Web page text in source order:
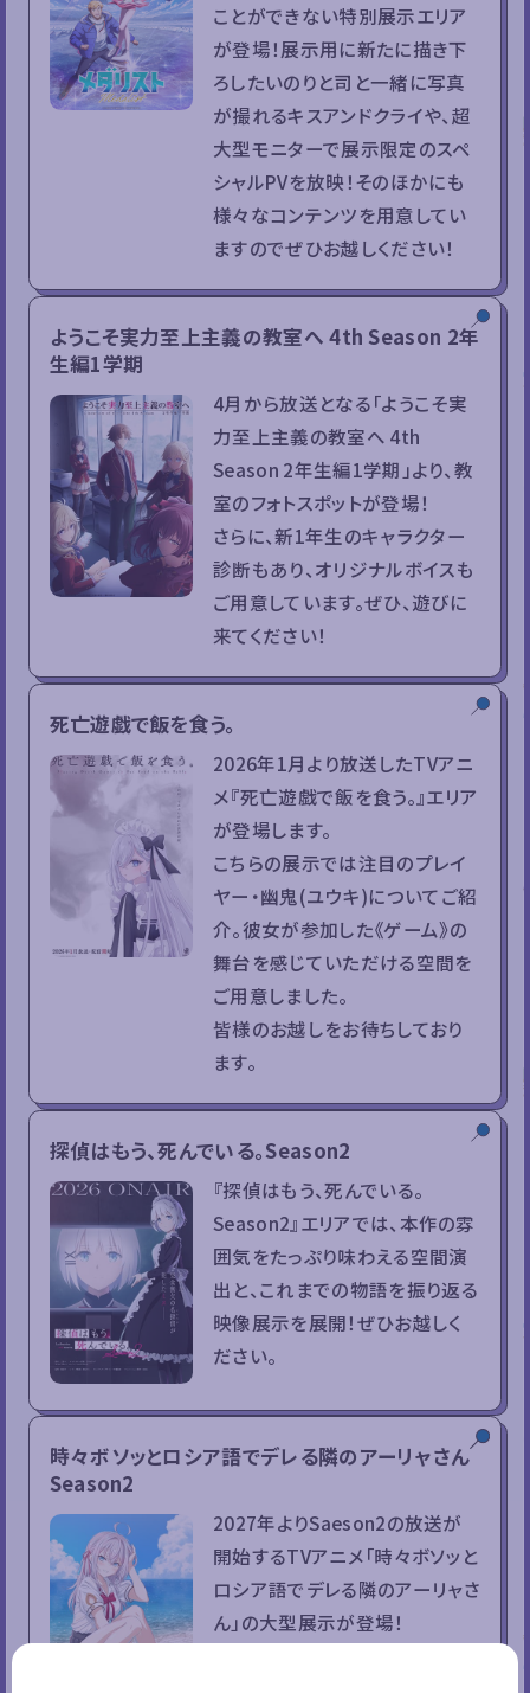
ことができない特別展示エリア
が登場！展示用に新たに描き下
ろしたいのりと司と一緒に写真
が撮れるキスアンドクライや、超
大型モニターで展示限定のスペ
シャルPVを放映！そのほかにも
様々なコンテンツを用意してい
ますのでぜひお越しください！
ようこそ実力至上主義の教室へ 4th Season 2年
生編1学期
4月から放送となる「ようこそ実
力至上主義の教室へ 4th
Season 2年生編1学期」より、教
室のフォトスポットが登場！
さらに、新1年生のキャラクター
診断もあり、オリジナルボイスも
ご用意しています。ぜひ、遊びに
来てください！
死亡遊戯で飯を食う。
2026年1月より放送したTVアニ
メ『死亡遊戯で飯を食う。』エリア
が登場します。
こちらの展示では注目のプレイ
ヤー・幽鬼(ユウキ)についてご紹
介。彼女が参加した《ゲーム》の
舞台を感じていただける空間を
ご用意しました。
皆様のお越しをお待ちしており
ます。
探偵はもう、死んでいる。Season2
『探偵はもう、死んでいる。
Season2』エリアでは、本作の雰
囲気をたっぷり味わえる空間演
出と、これまでの物語を振り返る
映像展示を展開！ぜひお越しく
ださい。
時々ボソッとロシア語でデレる隣のアーリャさん
Season2
2027年よりSaeson2の放送が
開始するTVアニメ「時々ボソッと
ロシア語でデレる隣のアーリャさ
ん」の大型展示が登場！